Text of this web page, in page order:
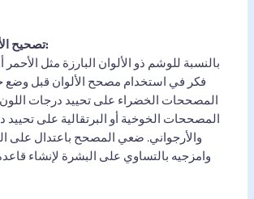
تصحيح الألوان (إذا لزم الأمر):
بالنسبة للوشم ذو الألوان البارزة مثل الأحمر
فكر في استخدام مصحح الألوان قبل وضع
المصححات الخضراء على تحييد درجات اللون
المصححات الخوخية أو البرتقالية على تحييد
والأرجواني. ضعي المصحح باعتدال على
وامزجيه بالتساوي على البشرة لإنشاء